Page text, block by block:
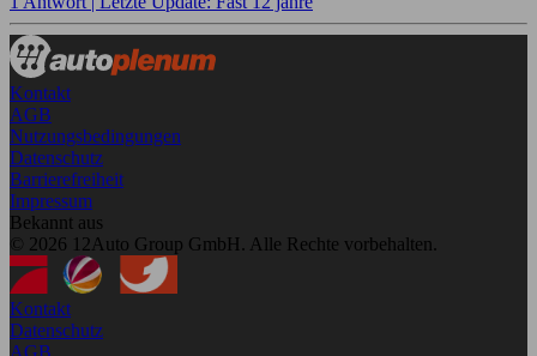
Kontakt
AGB
Nutzungsbedingungen
Datenschutz
Barrierefreiheit
Impressum
Bekannt aus
© 2026 12Auto Group GmbH. Alle Rechte vorbehalten.
Kontakt
Datenschutz
AGB